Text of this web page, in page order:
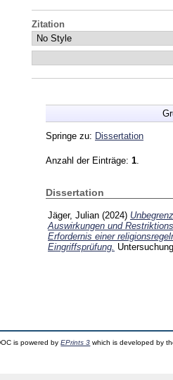
Zitation
Springe zu: Dissertation
Anzahl der Einträge: 1
Dissertation
Jäger, Julian (2024)
Auswirkungen und
Erfordernis einer
Eingriffsprüfung.
is powered byEPrints 3 which is developed by